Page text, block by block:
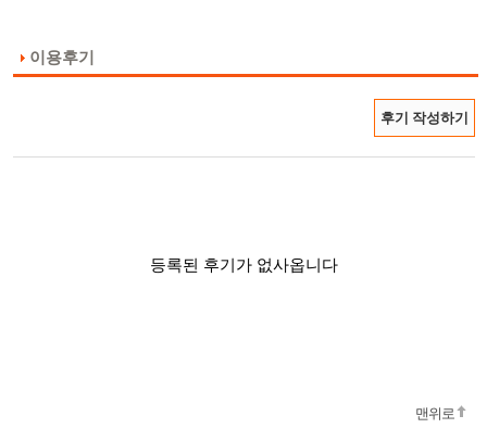
이용후기
후기 작성하기
등록된 후기가 없사옵니다
맨위로